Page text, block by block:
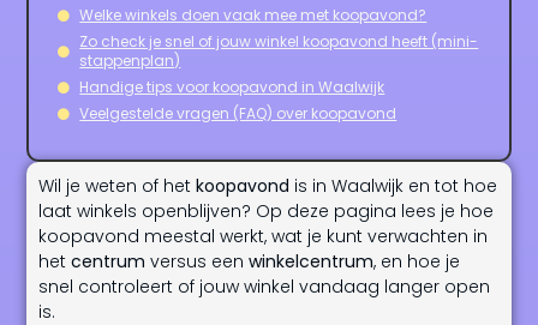
Wil je weten of hetkoopavond is in Waalwijk en tot hoe
laat winkels openblijven? Op deze pagina lees je hoe
koopavond meestal werkt, wat je kunt verwachten in
hetcentrum versus eenwinkelcentrum, en hoe je
snel controleert of jouw winkel vandaag langer open
is.
Welke winkels doen vaak mee met koopavond?
Zo check je snel of jouw winkel koopavond heeft (mini-
stappenplan)
Handige tips voor koopavond in Waalwijk
Veelgestelde vragen (FAQ) over koopavond